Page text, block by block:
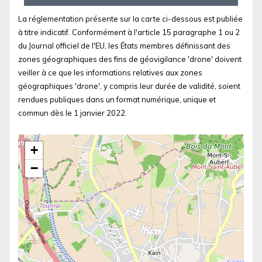
La réglementation présente sur la carte ci-dessous est publiée
à titre indicatif. Conformément à l'article 15 paragraphe 1 ou 2
du Journal officiel de l'EU, les États membres définissant des
zones géographiques des fins de géovigilance 'drone' doivent
veiller à ce que les informations relatives aux zones
géographiques 'drone', y compris leur durée de validité, soient
rendues publiques dans un format numérique, unique et
commun dès le 1 janvier 2022.